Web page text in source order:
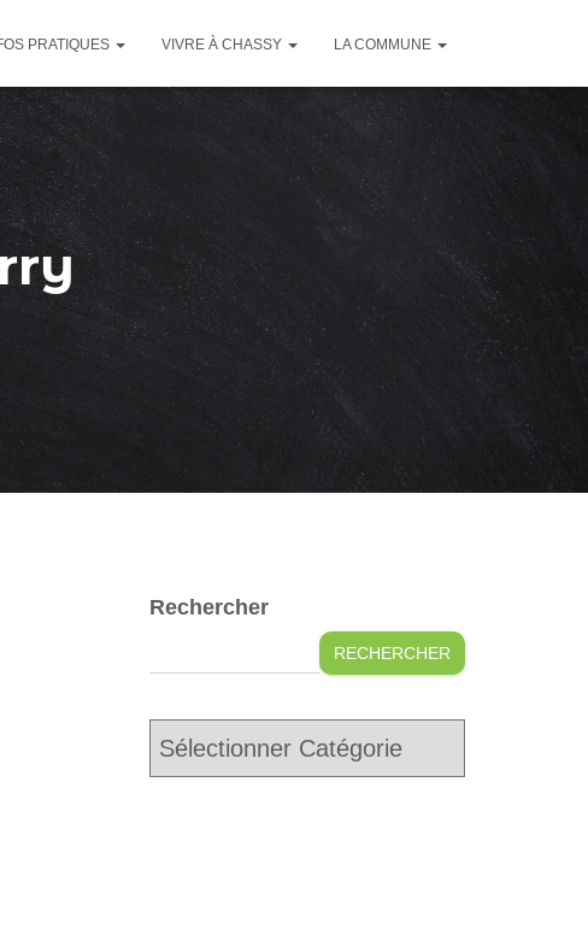
PRATIQUES VIVRE À CHASSY LA COMMUNE
Rechercher
RECHERCHER